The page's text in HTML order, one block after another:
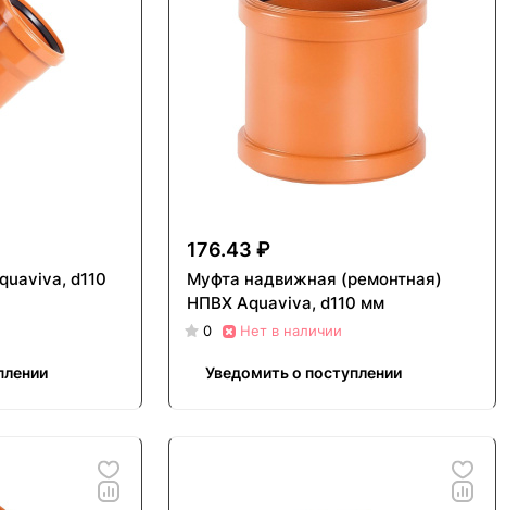
d110
176.43 ₽
Муфта надвижная (ремонтная)
НПВХ Aquaviva, d110 мм
0 Нет в наличии
Уведомить о поступлении